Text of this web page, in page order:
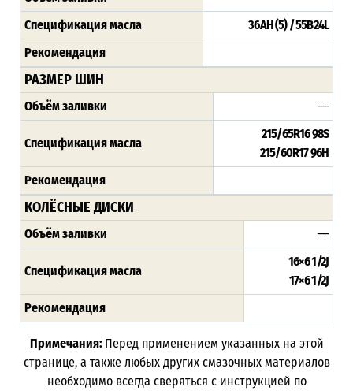
Спецификация масла
36AH (5) / 55B24L
Рекомендация
РАЗМЕР ШИН
Объём заливки ---
Спецификация масла
215/65R16 98S
215/60R17 96H
Рекомендация
КОЛЁСНЫЕ ДИСКИ
Объём заливки ---
Спецификация масла
16×6 1/2J
17×6 1/2J
Рекомендация
Примечания: Перед применением указанных на этой
странице, а также любых других смазочных материалов
необходимо всегда сверяться с инструкцией по